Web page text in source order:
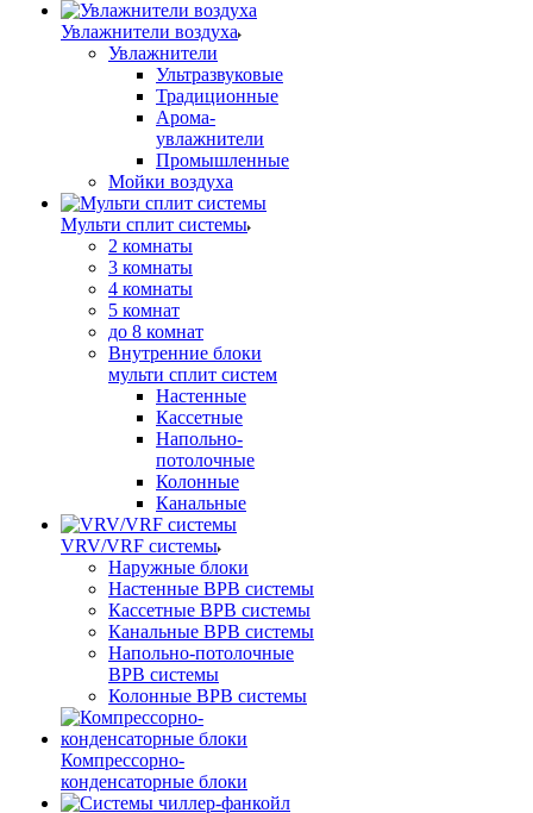
Увлажнители воздуха
Увлажнители
Ультразвуковые
Традиционные
Арома-
увлажнители
Промышленные
Мойки воздуха
Мульти сплит системы
2 комнаты
3 комнаты
4 комнаты
5 комнат
до 8 комнат
Внутренние блоки
мульти сплит систем
Настенные
Кассетные
Напольно-
потолочные
Колонные
Канальные
VRV/VRF системы
Наружные блоки
Настенные ВРВ системы
Кассетные ВРВ системы
Канальные ВРВ системы
Напольно-потолочные
ВРВ системы
Колонные ВРВ системы
Компрессорно-
конденсаторные блоки